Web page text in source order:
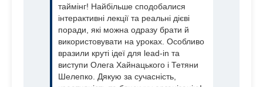
таймінг! Найбільше сподобалися
інтерактивні лекції та реальні дієві
поради, які можна одразу брати й
використовувати на уроках. Особливо
вразили круті ідеї для lead-in та
виступи Олега Хайнацького і Тетяни
Шелепко. Дякую за сучасність,